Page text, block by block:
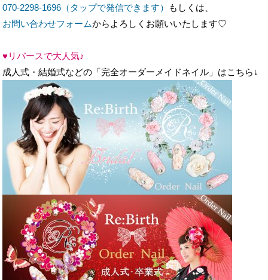
♥リバースで大人気♪
成人式・結婚式などの「完全オーダーメイドネイル」はこちら↓
お客様のお爪に施術させて頂くジェルネイルと、お爪の形に合わ